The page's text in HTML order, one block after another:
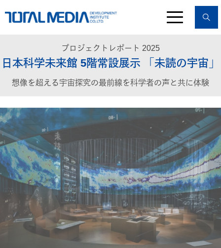
プロジェクトレポート 2025
日本科学未来館 5階常設展示 「未読の宇宙」
想像を超える宇宙探究の最前線を科学者の声と共に体験